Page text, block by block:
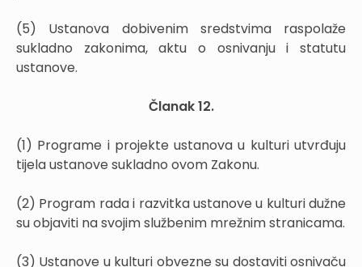
(5) Ustanova dobivenim sredstvima raspolaže
sukladno zakonima, aktu o osnivanju i statutu
ustanove.
Članak 12.
(1) Programe i projekte ustanova u kulturi utvrđuju
tijela ustanove sukladno ovom Zakonu.
(2) Program rada i razvitka ustanove u kulturi dužne
su objaviti na svojim službenim mrežnim stranicama.
(3) Ustanove u kulturi obvezne su dostaviti osnivaču